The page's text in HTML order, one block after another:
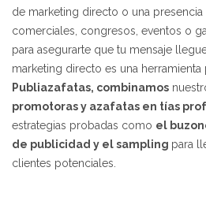
de marketing directo o una
comerciales, congresos, eventos o
para asegurarte que tu mensaje
marketing directo es una herramienta
Publiazafatas, combinamos
promotoras y azafatas en tías
estrategias probadas como el
de publicidad y el sampling para
clientes potenciales.